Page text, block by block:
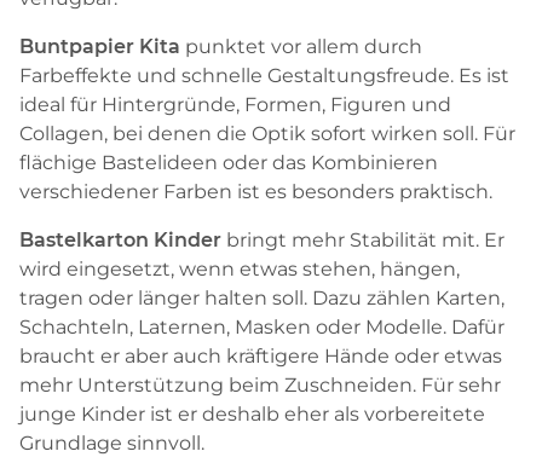
Buntpapier Kita punktet vor allem durch
Farbeffekte und schnelle Gestaltungsfreude. Es ist
ideal für Hintergründe, Formen, Figuren und
Collagen, bei denen die Optik sofort wirken soll. Für
flächige Bastelideen oder das Kombinieren
verschiedener Farben ist es besonders praktisch.
Bastelkarton Kinder bringt mehr Stabilität mit. Er
wird eingesetzt, wenn etwas stehen, hängen,
tragen oder länger halten soll. Dazu zählen Karten,
Schachteln, Laternen, Masken oder Modelle. Dafür
braucht er aber auch kräftigere Hände oder etwas
mehr Unterstützung beim Zuschneiden. Für sehr
junge Kinder ist er deshalb eher als vorbereitete
Grundlage sinnvoll.